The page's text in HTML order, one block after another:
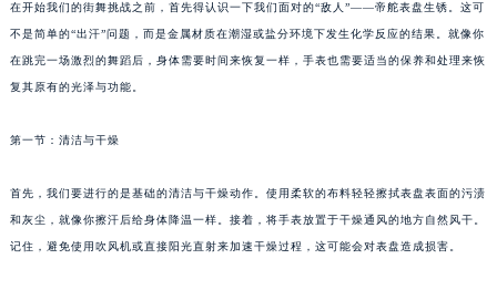
在开始我们的街舞挑战之前，首先得认识一下我们面对的“敌人”——帝舵表盘生锈。这可
不是简单的“出汗”问题，而是金属材质在潮湿或盐分环境下发生化学反应的结果。就像你
在跳完一场激烈的舞蹈后，身体需要时间来恢复一样，手表也需要适当的保养和处理来恢
复其原有的光泽与功能。
第一节：清洁与干燥
首先，我们要进行的是基础的清洁与干燥动作。使用柔软的布料轻轻擦拭表盘表面的污渍
和灰尘，就像你擦汗后给身体降温一样。接着，将手表放置于干燥通风的地方自然风干。
记住，避免使用吹风机或直接阳光直射来加速干燥过程，这可能会对表盘造成损害。